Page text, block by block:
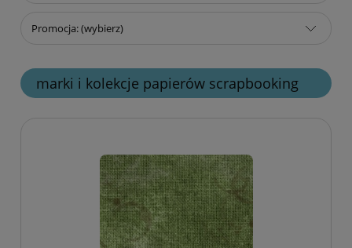
Promocja: (wybierz)
marki i kolekcje papierów scrapbooking